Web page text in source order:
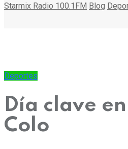
Starmix Radio 100.1FM Blog
Deportes
Día clave
Colo